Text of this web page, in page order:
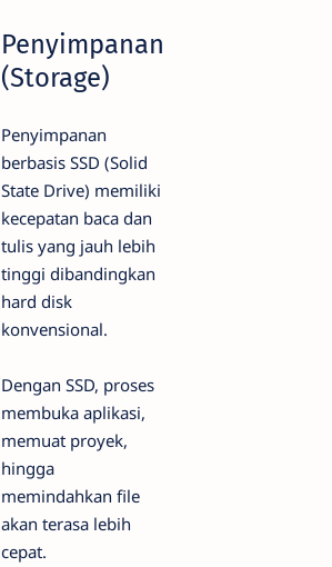
Penyimpanan
(Storage)
Penyimpanan
berbasis SSD (Solid
State Drive) memiliki
kecepatan baca dan
tulis yang jauh lebih
tinggi dibandingkan
hard disk
konvensional.
Dengan SSD, proses
membuka aplikasi,
memuat proyek,
hingga
memindahkan file
akan terasa lebih
cepat.